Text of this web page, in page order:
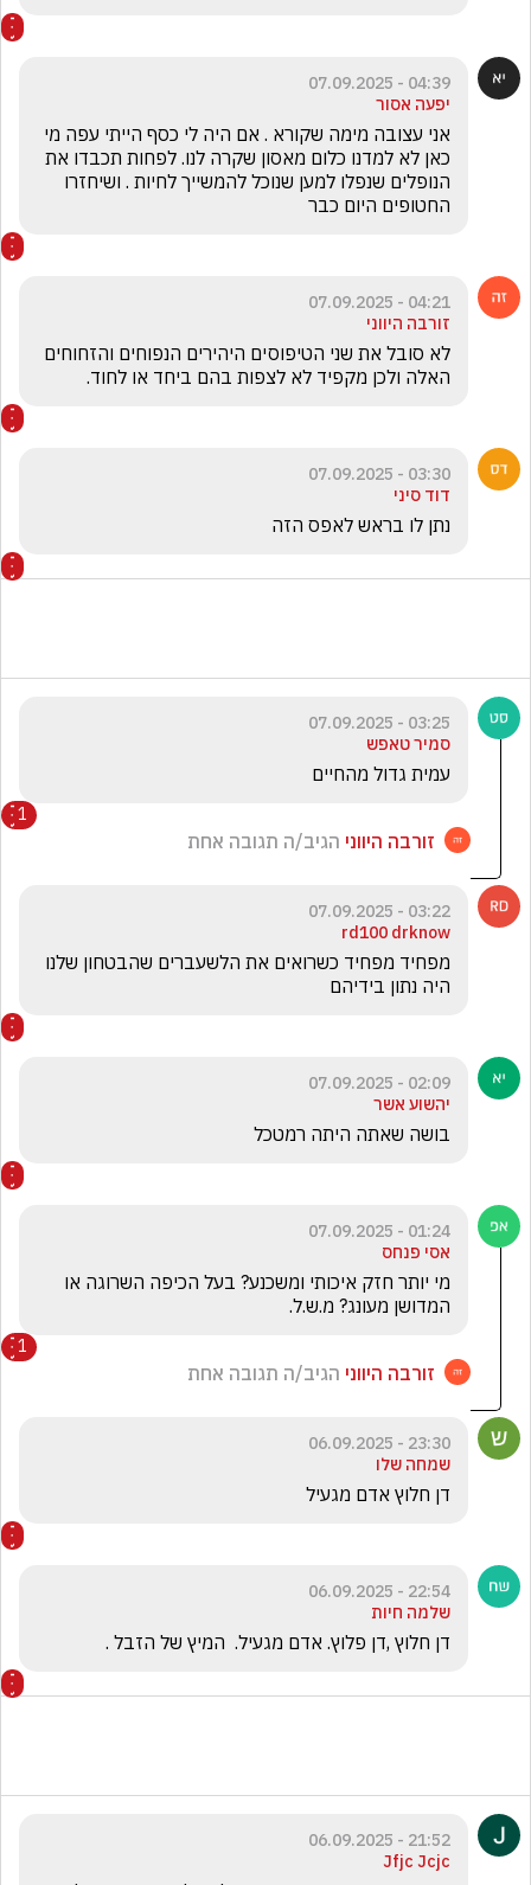
04:39 - 07.09.2025
יפעה אסור
החטופים היום כבר
04:21 - 07.09.2025
זורבה היווני
האלה ולכן מקפיד לא לצפות בהם ביחד או לחוד.
03:30 - 07.09.2025
דוד סיני
נתן לו בראש לאפס הזה
03:25 - 07.09.2025
סמיר טאפש
עמית גדול מהחיים
1
זורבה היווני הגיב/ה תגובה אחת
03:22 - 07.09.2025
rd100 drknow
היה נתון בידיהם
02:09 - 07.09.2025
יהשוע אשר
בושה שאתה היתה רמטכל
01:24 - 07.09.2025
אסי פנחס
המדושן מעונג? מ.ש.ל.
1
זורבה היווני הגיב/ה תגובה אחת
23:30 - 06.09.2025
שמחה שלו
דן חלוץ אדם מגעיל
22:54 - 06.09.2025
שלמה חיות
דן חלוץ ,דן פלוץ. אדם מגעיל.  המיץ של הזבל .
21:52 - 06.09.2025
Jfjc Jcjc